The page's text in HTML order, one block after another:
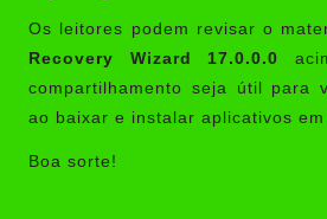
Os leitores podem revisar o
Recovery Wizard
17.0.0.0
compartilhamento seja útil para
ao baixar e instalar aplicativos em
Boa sorte!